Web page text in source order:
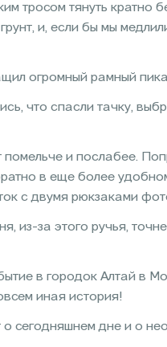
тросом тянуть кратно
и, если бы мы
огромный рамный
что спасли тачку,
помельче и послабее.
в еще более
с двумя рюкзаками
из-за этого ручья,
в городок Алтай в
иная история!
сегодняшнем дне и о